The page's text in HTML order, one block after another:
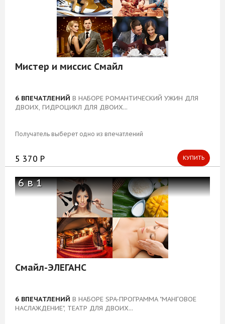
Мистер и миссис Смайл
6 ВПЕЧАТЛЕНИЙ В НАБОРЕ РОМАНТИЧЕСКИЙ УЖИН ДЛЯ
ДВОИХ, ГИДРОЦИКЛ ДЛЯ ДВОИХ...
Получатель выберет одно из впечатлений
5 370 Р КУПИТЬ
6 в 1
Смайл-ЭЛЕГАНС
6 ВПЕЧАТЛЕНИЙ В НАБОРЕ SPA-ПРОГРАММА "МАНГОВОЕ
НАСЛАЖДЕНИЕ", ТЕАТР ДЛЯ ДВОИХ...